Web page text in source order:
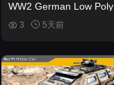
WW2 German Low Poly
Tanks #2
3 5天前